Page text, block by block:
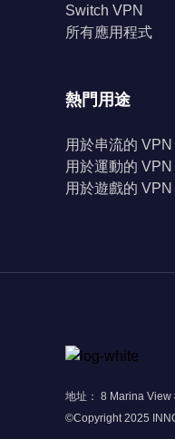
Switch VPN
所有應用程式
熱門用途
用於串流的 VPN
用於運動的 VPN
用於遊戲的 VPN
地址： 8 Marina
©Copyright 2025